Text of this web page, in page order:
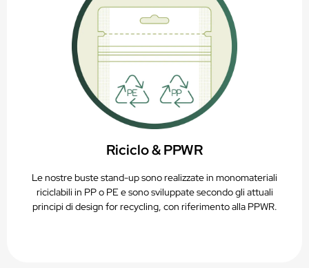
Riciclo & PPWR
Le nostre buste stand-up sono realizzate in monomateriali
riciclabili in PP o PE e sono sviluppate secondo gli attuali
principi di design for recycling, con riferimento alla PPWR.